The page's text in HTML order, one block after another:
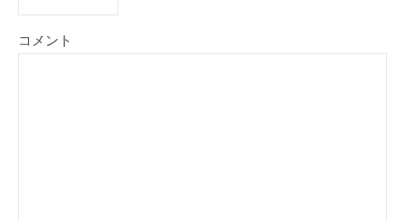
コメント